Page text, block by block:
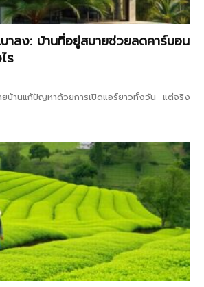
บาลง: บ้านที่อยู่สบายช่วยลดคาร์บอน
ร
บ้านแก้ปัญหาด้วยการเปิดแอร์ยาวทั้งวัน แต่จริง